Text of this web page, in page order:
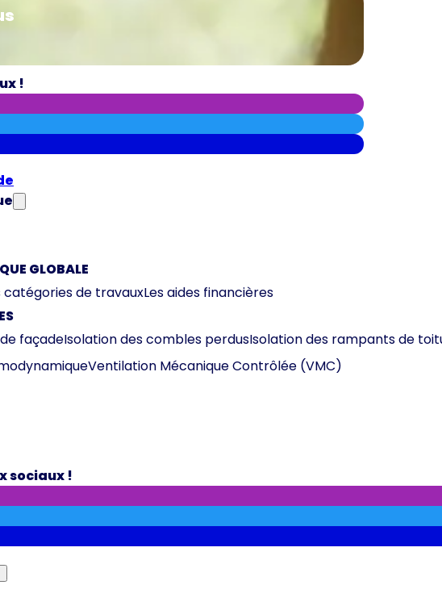
!
GLOBALE
de travauxLes aides financières
façadeIsolation des combles perdusIsolation des rampants de
Ventilation Mécanique Contrôlée (VMC)
sociaux !